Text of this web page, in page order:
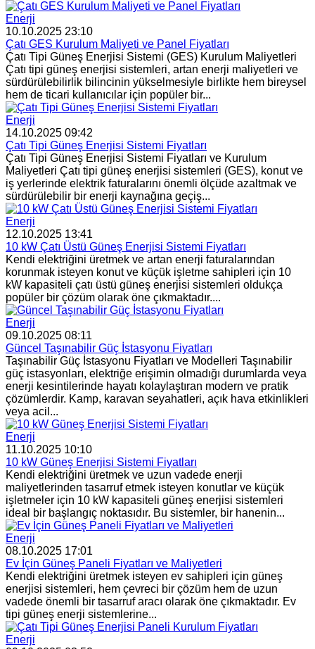
Enerji
10.10.2025 23:10
Çatı GES Kurulum Maliyeti ve Panel Fiyatları
Çatı Tipi Güneş Enerjisi Sistemi (GES) Kurulum Maliyetleri
Çatı tipi güneş enerjisi sistemleri, artan enerji maliyetleri ve
sürdürülebilirlik bilincinin yükselmesiyle birlikte hem bireysel
hem de ticari kullanıcılar için popüler bir...
Enerji
14.10.2025 09:42
Çatı Tipi Güneş Enerjisi Sistemi Fiyatları
Çatı Tipi Güneş Enerjisi Sistemi Fiyatları ve Kurulum
Maliyetleri Çatı tipi güneş enerjisi sistemleri (GES), konut ve
iş yerlerinde elektrik faturalarını önemli ölçüde azaltmak ve
sürdürülebilir bir enerji kaynağına geçiş...
Enerji
12.10.2025 13:41
10 kW Çatı Üstü Güneş Enerjisi Sistemi Fiyatları
Kendi elektriğini üretmek ve artan enerji faturalarından
korunmak isteyen konut ve küçük işletme sahipleri için 10
kW kapasiteli çatı üstü güneş enerjisi sistemleri oldukça
popüler bir çözüm olarak öne çıkmaktadır....
Enerji
09.10.2025 08:11
Güncel Taşınabilir Güç İstasyonu Fiyatları
Taşınabilir Güç İstasyonu Fiyatları ve Modelleri Taşınabilir
güç istasyonları, elektriğe erişimin olmadığı durumlarda veya
enerji kesintilerinde hayatı kolaylaştıran modern ve pratik
çözümlerdir. Kamp, karavan seyahatleri, açık hava etkinlikleri
veya acil...
Enerji
11.10.2025 10:10
10 kW Güneş Enerjisi Sistemi Fiyatları
Kendi elektriğini üretmek ve uzun vadede enerji
maliyetlerinden tasarruf etmek isteyen konutlar ve küçük
işletmeler için 10 kW kapasiteli güneş enerjisi sistemleri
ideal bir başlangıç noktasıdır. Bu sistemler, bir hanenin...
Enerji
08.10.2025 17:01
Ev İçin Güneş Paneli Fiyatları ve Maliyetleri
Kendi elektriğini üretmek isteyen ev sahipleri için güneş
enerjisi sistemleri, hem çevreci bir çözüm hem de uzun
vadede önemli bir tasarruf aracı olarak öne çıkmaktadır. Ev
tipi güneş enerji sistemlerine...
Enerji